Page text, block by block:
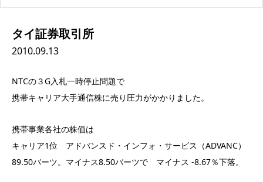
タイ証券取引所
2010.09.13
NTCの３G入札一時停止問題で
携帯キャリア大手通信株に売り圧力がかかりました。
携帯事業各社の株価は
キャリア1位 アドバンスド・インフォ・サービス（ADVANC）
89.50バーツ。マイナス8.50バーツで マイナス -8.67％下落。